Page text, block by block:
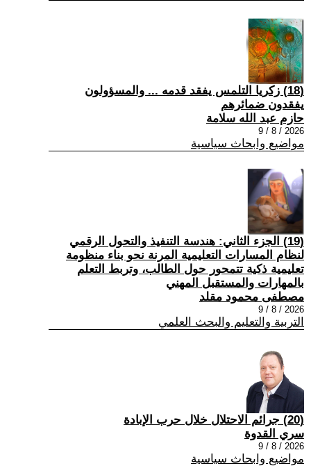
(18) زكريا التلمس يفقد قدمه ... والمسؤولون
يفقدون ضمائرهم
حازم عبد الله سلامة
2026 / 8 / 9
مواضيع وابحاث سياسية
(19) الجزء الثاني: هندسة التنفيذ والتحول الرقمي
لنظام المسارات التعليمية المرنة نحو بناء منظومة
تعليمية ذكية تتمحور حول الطالب، وتربط التعلم
بالمهارات والمستقبل المهني
مصطفى محمود مقلد
2026 / 8 / 9
التربية والتعليم والبحث العلمي
(20) جرائم الاحتلال خلال حرب الإبادة
سري القدوة
2026 / 8 / 9
مواضيع وابحاث سياسية